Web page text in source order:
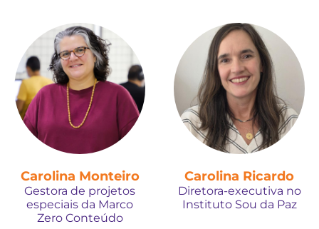
Carolina Monteiro
Gestora de projetos
especiais da Marco
Zero Conteúdo
Carolina Ricardo
Diretora-executiva no
Instituto Sou da Paz